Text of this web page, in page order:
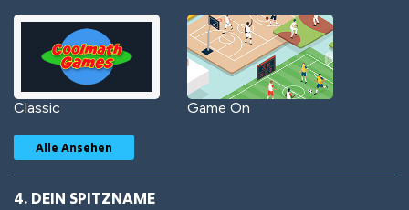
Classic Game On
Alle Ansehen
4. DEIN SPITZNAME